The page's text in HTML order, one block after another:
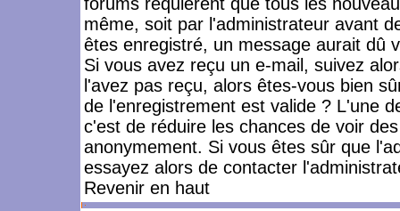
même, soit par l'administrateur avant
êtes enregistré, un message aurait dû
Si vous avez reçu un e-mail, suivez
l'avez pas reçu, alors êtes-vous bien
de l'enregistrement est valide ? L'une
c'est de réduire les chances de voir
anonymement. Si vous êtes sûr que
essayez alors de contacter
Revenir en haut